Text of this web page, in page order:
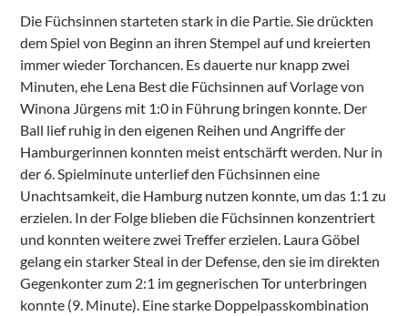
Die Füchsinnen starteten stark in die Partie. Sie drückten
dem Spiel von Beginn an ihren Stempel auf und kreierten
immer wieder Torchancen. Es dauerte nur knapp zwei
Minuten, ehe Lena Best die Füchsinnen auf Vorlage von
Winona Jürgens mit 1:0 in Führung bringen konnte. Der
Ball lief ruhig in den eigenen Reihen und Angriffe der
Hamburgerinnen konnten meist entschärft werden. Nur in
der 6. Spielminute unterlief den Füchsinnen eine
Unachtsamkeit, die Hamburg nutzen konnte, um das 1:1 zu
erzielen. In der Folge blieben die Füchsinnen konzentriert
und konnten weitere zwei Treffer erzielen. Laura Göbel
gelang ein starker Steal in der Defense, den sie im direkten
Gegenkonter zum 2:1 im gegnerischen Tor unterbringen
konnte (9. Minute). Eine starke Doppelpasskombination